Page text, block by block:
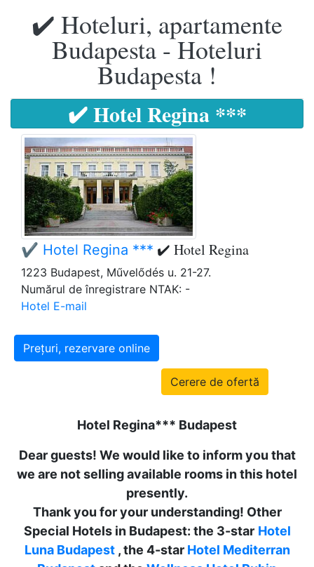
✔️ Hoteluri, apartamente
Budapesta - Hoteluri
Budapesta !
✔️ Hotel Regina ***
✔️ Hotel Regina *** ✔️ Hotel Regina
1223 Budapest, Művelődés u. 21-27.
Numărul de înregistrare NTAK: -
Hotel E-mail
Prețuri, rezervare online
Cerere de ofertă
Hotel Regina*** Budapest
Dear guests! We would like to inform you that
we are not selling available rooms in this hotel
presently.
Thank you for your understanding! Other
Special Hotels in Budapest: the 3-star Hotel
Luna Budapest, the 4-star Hotel Mediterran